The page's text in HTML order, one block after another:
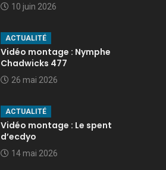
10 juin 2026
ACTUALITÉ
Vidéo montage : Nymphe
Chadwicks 477
26 mai 2026
ACTUALITÉ
Vidéo montage : Le spent
d’ecdyo
14 mai 2026